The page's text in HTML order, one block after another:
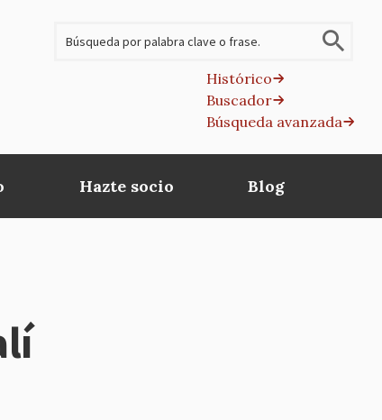
Histórico
Buscador
Búsqueda avanzada
Hazte socio Blog